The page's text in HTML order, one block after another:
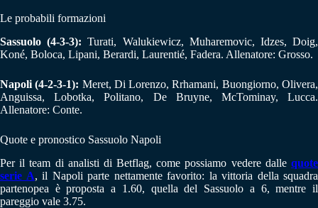
Le probabili formazioni
Sassuolo (4-3-3): Turati, Walukiewicz, Muharemovic, Idzes, Doig,
Koné, Boloca, Lipani, Berardi, Laurentié, Fadera. Allenatore: Grosso.
Napoli (4-2-3-1): Meret, Di Lorenzo, Rrhamani, Buongiorno, Olivera,
Anguissa, Lobotka, Politano, De Bruyne, McTominay, Lucca.
Allenatore: Conte.
Quote e pronostico Sassuolo Napoli
Per il team di analisti di Betflag, come possiamo vedere dalle quote
serie A, il Napoli parte nettamente favorito: la vittoria della squadra
partenopea è proposta a 1.60, quella del Sassuolo a 6, mentre il
pareggio vale 3.75.